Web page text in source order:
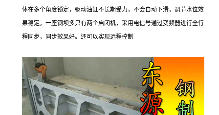
体在多个角度锁定，驱动油缸不长期受力，不会自动下滑，调节水位效
果稳定。一座钢坝多只有两个启闭机，采用电信号通过变频器进行全行
程同步，同步效果好。还可以实现远程控制